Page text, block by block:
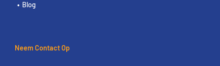
Blog
Neem Contact Op